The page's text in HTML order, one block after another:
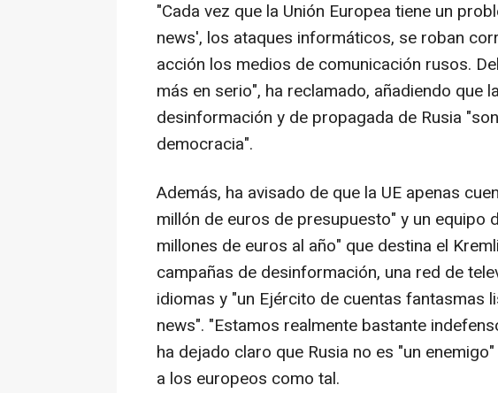
"Cada vez que la Unión Europea tiene un
news', los ataques informáticos, se roban
acción los medios de comunicación rusos.
más en serio", ha reclamado, añadiendo que
desinformación y de propagada de Rusia
democracia".
Además, ha avisado de que la UE apenas
millón de euros de presupuesto" y un equipo
millones de euros al año" que destina el
campañas de desinformación, una red de
idiomas y "un Ejército de cuentas fantasmas
news". "Estamos realmente bastante
ha dejado claro que Rusia no es "un
a los europeos como tal.